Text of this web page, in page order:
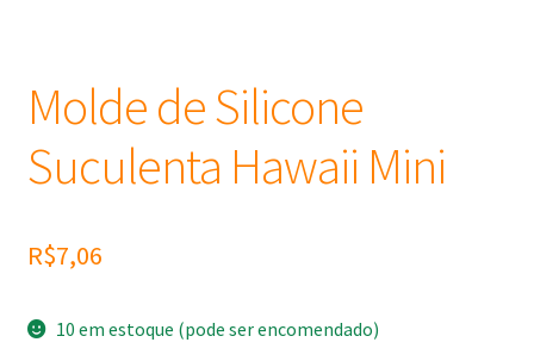
Molde de Silicone
Suculenta Hawaii Mini
R$7,06
10 em estoque (pode ser encomendado)